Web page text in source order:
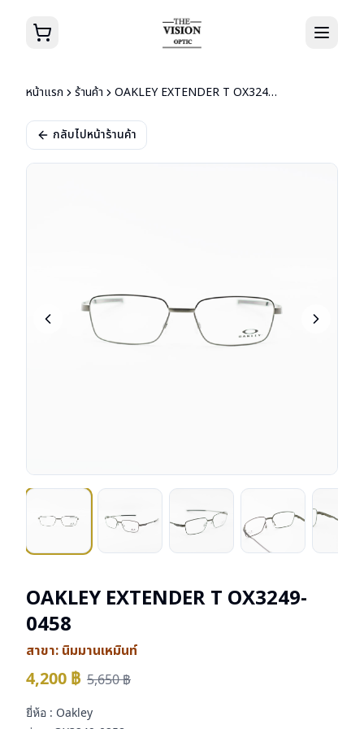
หน้าแรก ร้านค้า OAKLEY EXTENDER T OX3249-0458
กลับไปหน้าร้านค้า
OAKLEY EXTENDER T OX3249-
0458
สาขา: นิมมานเหมินท์
4,200 ฿ 5,650฿
ยี่ห้อ : Oakley